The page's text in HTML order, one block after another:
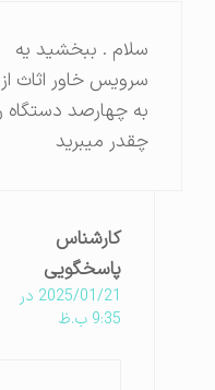
سلام . ببخشید یه
سرویس خاور اثاث از نبرد
به چهارصد دستگاه رو
چقدر میبرید
کارشناس
پاسخگویی
2025/01/21 در